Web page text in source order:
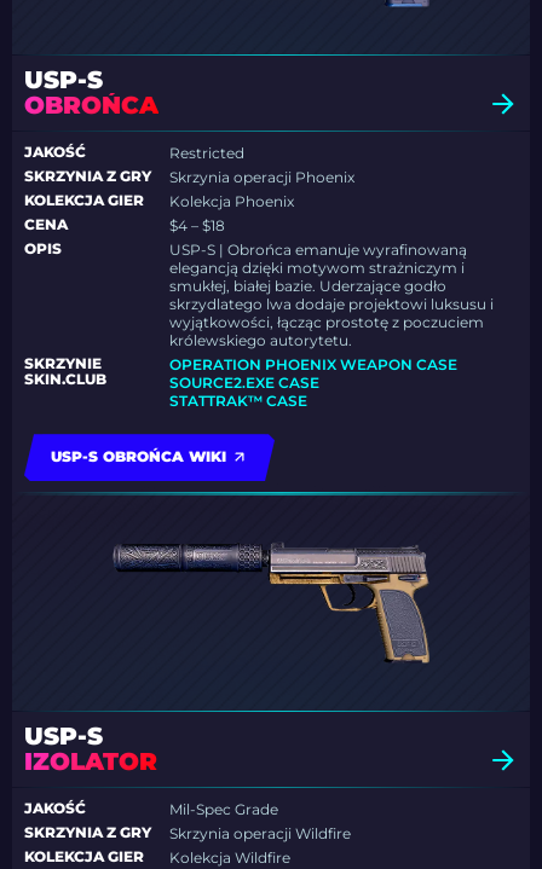
USP-S
OBROŃCA
JAKOŚĆ
Restricted
SKRZYNIA Z GRY
Skrzynia operacji Phoenix
KOLEKCJA GIER
Kolekcja Phoenix
CENA
$4 – $18
OPIS
USP-S | Obrońca emanuje wyrafinowaną
elegancją dzięki motywom strażniczym i
smukłej, białej bazie. Uderzające godło
skrzydlatego lwa dodaje projektowi luksusu i
wyjątkowości, łącząc prostotę z poczuciem
królewskiego autorytetu.
SKRZYNIE
SKIN.CLUB
OPERATION PHOENIX WEAPON CASE
SOURCE2.EXE CASE
STATTRAK™ CASE
USP-S OBROŃCA WIKI
USP-S
IZOLATOR
JAKOŚĆ
Mil-Spec Grade
SKRZYNIA Z GRY
Skrzynia operacji Wildfire
KOLEKCJA GIER
Kolekcja Wildfire